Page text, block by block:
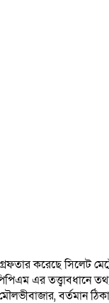
করেছে সিলেট
এর তত্ত্বাবধানে
বর্তমান